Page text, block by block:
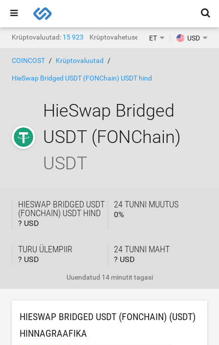
Krüptovaluutad: 15 923 Krüptovahetused: 1468
ET USD
COINCOST Krüptovaluutad
HieSwap Bridged USDT (FONChain) USDT hind
HieSwap Bridged
USDT (FONChain)
USDT
HIESWAP BRIDGED USDT
(FONCHAIN) USDT HIND
? USD
24 TUNNI MUUTUS
0%
TURU ÜLEMPIIR
? USD
24 TUNNI MAHT
? USD
Uuendatud 14 minutit tagasi
HIESWAP BRIDGED USDT (FONCHAIN) (USDT)
HINNAGRAAFIKA